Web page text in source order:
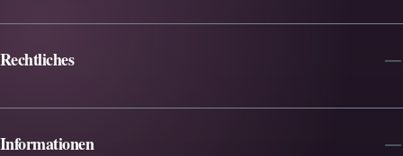
Rechtliches
Informationen